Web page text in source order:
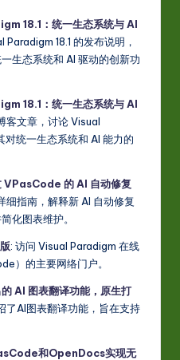
18.1：统一生态系统与 AI
Paradigm 18.1 的发布说明，
生态系统和 AI 驱动的创新功
18.1：统一生态系统与 AI
客文章，讨论 Visual
对统一生态系统和 AI 能力的
VPasCode 的 AI 自动修复
细指南，解释新 AI 自动修复
化图表维护。
: 访问 Visual Paradigm 在线
）的主要网络门户。
AI 图表翻译功能，原生打
了AI图表翻译功能，旨在支持
和OpenDocs实现无